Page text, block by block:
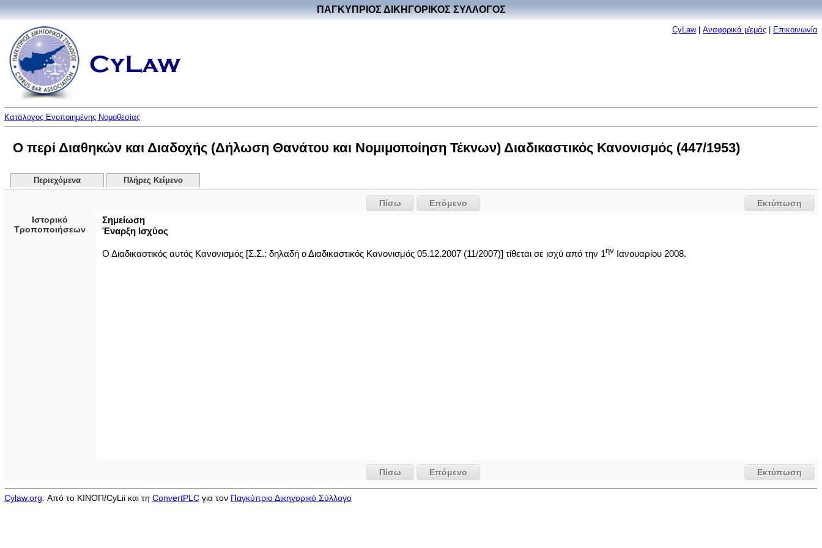
ΠΑΓΚΥΠΡΙΟΣ ΔΙΚΗΓΟΡΙΚΟΣ ΣΥΛΛΟΓΟΣ
CyLaw| Αναφορικά μ'εμάς| Επικοινωνία
Κατάλογος Ενοποιημένης Νομοθεσίας
Ο περί Διαθηκών και Διαδοχής (Δήλωση Θανάτου και Νομιμοποίηση Τέκνων) Διαδικαστικός Κανονισμός (447/1953)
Περιεχόμενα Πλήρες Κείμενο
Εκτύπωση
Πίσω
Επόμενο
Ιστορικό
Τροποποιήσεων
Σημείωση
Έναρξη Ισχύος
Ο Διαδικαστικός αυτός Κανονισμός [Σ.Σ.: δηλαδή ο Διαδικαστικός Κανονισμός 05.12.2007 (11/2007)] τίθεται σε ισχύ από την 1ην Ιανουαρίου 2008.
Εκτύπωση
Πίσω Επόμενο
Cylaw.org: Από το ΚΙΝOΠ/CyLii και τη ConvertPLCγια τον Παγκύπριο Δικηγορικό Σύλλογο